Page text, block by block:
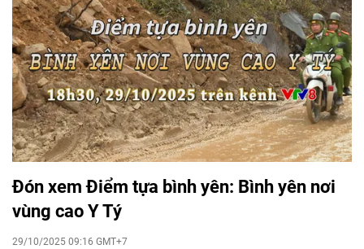
Đón xem Điểm tựa bình yên: Bình yên nơi
vùng cao Y Tý
29/10/2025 09:16 GMT+7